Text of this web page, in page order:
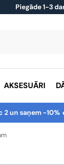
Piegāde 1-3
AKSESUĀRI
2 un saņem -10%